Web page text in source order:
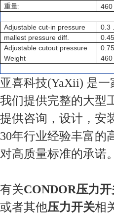
重量: 460
Adjustable cut-in pressure
0.3
mallest pressure diff.
Adjustable cutout pressure
Weight
460
亚喜科技(YaXii) 是
我们提供完整的大型
提供咨询，设计，安
30年行业经验丰富的
对高质量标准的承诺。
有关CONDOR压力开
或者其他压力开关相